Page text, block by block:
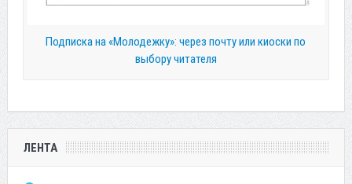
Подписка на «Молодежку»: через почту или киоски по
выбору читателя
ЛЕНТА